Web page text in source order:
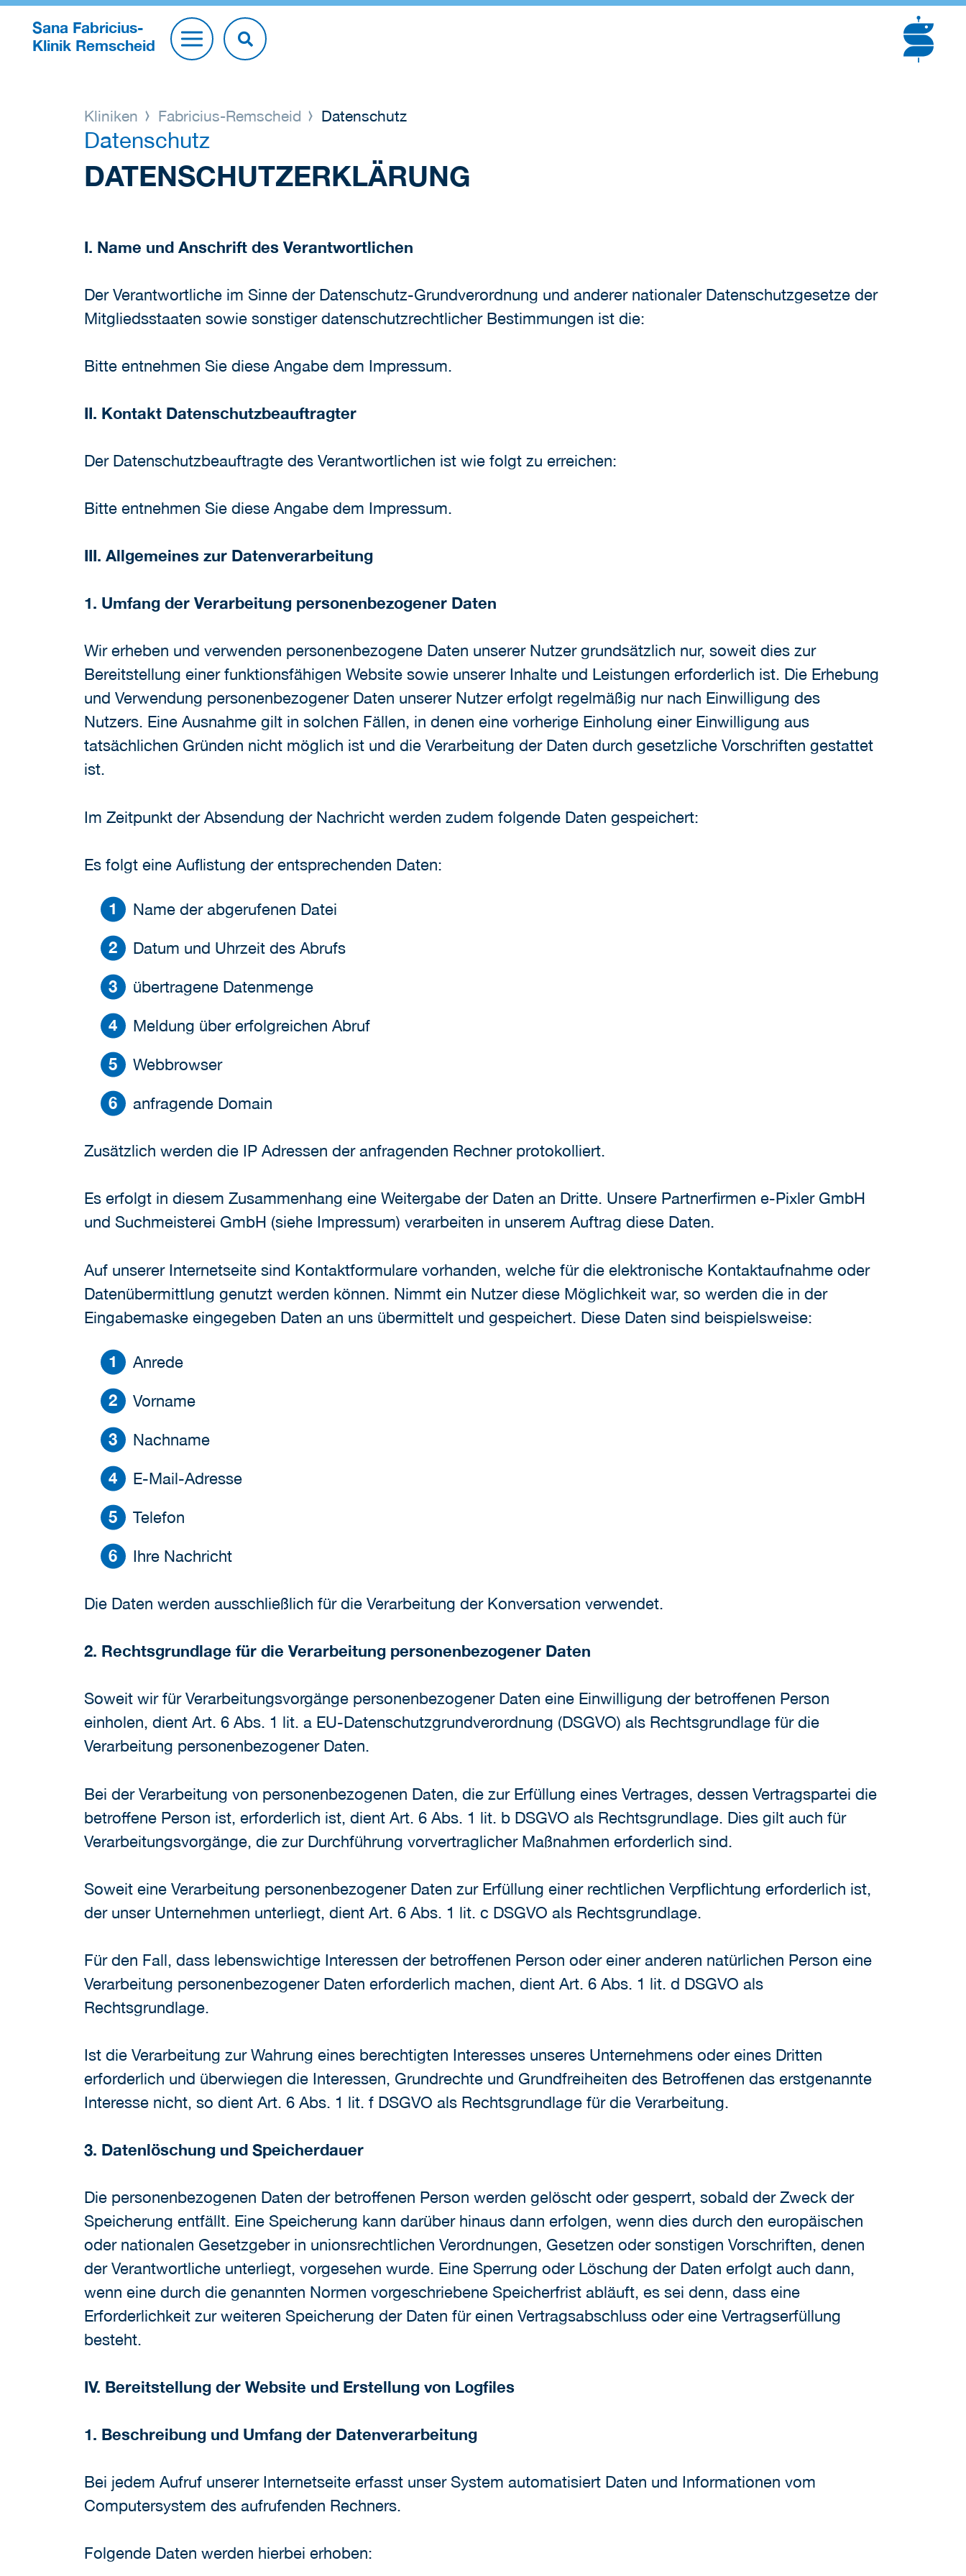
Sana Fabricius-
Klinik Remscheid
Kliniken Fabricius-Remscheid Datenschutz
Datenschutz
DATENSCHUTZERKLÄRUNG
I. Name und Anschrift des Verantwortlichen
Der Verantwortliche im Sinne der Datenschutz-Grundverordnung und anderer nationaler Datenschutzgesetze der
Mitgliedsstaaten sowie sonstiger datenschutzrechtlicher Bestimmungen ist die:
Bitte entnehmen Sie diese Angabe dem Impressum.
II. Kontakt Datenschutzbeauftragter
Der Datenschutzbeauftragte des Verantwortlichen ist wie folgt zu erreichen:
Bitte entnehmen Sie diese Angabe dem Impressum.
III. Allgemeines zur Datenverarbeitung
1. Umfang der Verarbeitung personenbezogener Daten
Wir erheben und verwenden personenbezogene Daten unserer Nutzer grundsätzlich nur, soweit dies zur
Bereitstellung einer funktionsfähigen Website sowie unserer Inhalte und Leistungen erforderlich ist. Die Erhebung
und Verwendung personenbezogener Daten unserer Nutzer erfolgt regelmäßig nur nach Einwilligung des
Nutzers. Eine Ausnahme gilt in solchen Fällen, in denen eine vorherige Einholung einer Einwilligung aus
tatsächlichen Gründen nicht möglich ist und die Verarbeitung der Daten durch gesetzliche Vorschriften gestattet
ist.
Im Zeitpunkt der Absendung der Nachricht werden zudem folgende Daten gespeichert:
Es folgt eine Auflistung der entsprechenden Daten:
Name der abgerufenen Datei
Datum und Uhrzeit des Abrufs
übertragene Datenmenge
Meldung über erfolgreichen Abruf
Webbrowser
anfragende Domain
Zusätzlich werden die IP Adressen der anfragenden Rechner protokolliert.
Es erfolgt in diesem Zusammenhang eine Weitergabe der Daten an Dritte. Unsere Partnerfirmen e-Pixler GmbH
und Suchmeisterei GmbH (siehe Impressum) verarbeiten in unserem Auftrag diese Daten.
Auf unserer Internetseite sind Kontaktformulare vorhanden, welche für die elektronische Kontaktaufnahme oder
Datenübermittlung genutzt werden können. Nimmt ein Nutzer diese Möglichkeit war, so werden die in der
Eingabemaske eingegeben Daten an uns übermittelt und gespeichert. Diese Daten sind beispielsweise:
Anrede
Vorname
Nachname
E-Mail-Adresse
Telefon
Ihre Nachricht
Die Daten werden ausschließlich für die Verarbeitung der Konversation verwendet.
2. Rechtsgrundlage für die Verarbeitung personenbezogener Daten
Soweit wir für Verarbeitungsvorgänge personenbezogener Daten eine Einwilligung der betroffenen Person
einholen, dient Art. 6 Abs. 1 lit. a EU-Datenschutzgrundverordnung (DSGVO) als Rechtsgrundlage für die
Verarbeitung personenbezogener Daten.
Bei der Verarbeitung von personenbezogenen Daten, die zur Erfüllung eines Vertrages, dessen Vertragspartei die
betroffene Person ist, erforderlich ist, dient Art. 6 Abs. 1 lit. b DSGVO als Rechtsgrundlage. Dies gilt auch für
Verarbeitungsvorgänge, die zur Durchführung vorvertraglicher Maßnahmen erforderlich sind.
Soweit eine Verarbeitung personenbezogener Daten zur Erfüllung einer rechtlichen Verpflichtung erforderlich ist,
der unser Unternehmen unterliegt, dient Art. 6 Abs. 1 lit. c DSGVO als Rechtsgrundlage.
Für den Fall, dass lebenswichtige Interessen der betroffenen Person oder einer anderen natürlichen Person eine
Verarbeitung personenbezogener Daten erforderlich machen, dient Art. 6 Abs. 1 lit. d DSGVO als
Rechtsgrundlage.
Ist die Verarbeitung zur Wahrung eines berechtigten Interesses unseres Unternehmens oder eines Dritten
erforderlich und überwiegen die Interessen, Grundrechte und Grundfreiheiten des Betroffenen das erstgenannte
Interesse nicht, so dient Art. 6 Abs. 1 lit. f DSGVO als Rechtsgrundlage für die Verarbeitung.
3. Datenlöschung und Speicherdauer
Die personenbezogenen Daten der betroffenen Person werden gelöscht oder gesperrt, sobald der Zweck der
Speicherung entfällt. Eine Speicherung kann darüber hinaus dann erfolgen, wenn dies durch den europäischen
oder nationalen Gesetzgeber in unionsrechtlichen Verordnungen, Gesetzen oder sonstigen Vorschriften, denen
der Verantwortliche unterliegt, vorgesehen wurde. Eine Sperrung oder Löschung der Daten erfolgt auch dann,
wenn eine durch die genannten Normen vorgeschriebene Speicherfrist abläuft, es sei denn, dass eine
Erforderlichkeit zur weiteren Speicherung der Daten für einen Vertragsabschluss oder eine Vertragserfüllung
besteht.
IV. Bereitstellung der Website und Erstellung von Logfiles
1. Beschreibung und Umfang der Datenverarbeitung
Bei jedem Aufruf unserer Internetseite erfasst unser System automatisiert Daten und Informationen vom
Computersystem des aufrufenden Rechners.
Folgende Daten werden hierbei erhoben: